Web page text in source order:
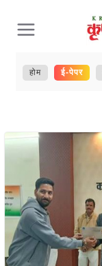
content
होम ई-पेपर